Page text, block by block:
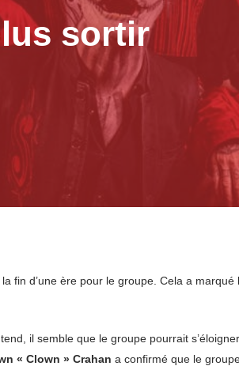
sortir
fin d’une ère pour le groupe. Cela a
il semble que le groupe pourrait
« Clown » Crahan a confirmé que le